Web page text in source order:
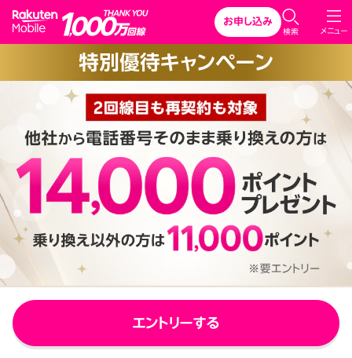
Rakuten Mobile
メニュー
検索
お申し込み
特別優待キャンペーン
エントリーする
C
l
s
e